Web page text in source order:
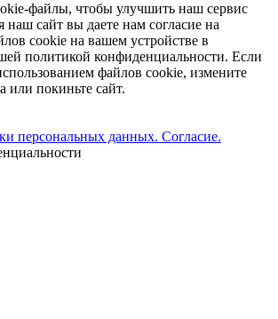
файлы, чтобы улучшить наш сервис
наш сайт вы даете нам согласие на
cookie на вашем устройстве в
политикой конфиденциальности. Если
файлов cookie, измените
или покиньте сайт.
персональных данных. Согласие.